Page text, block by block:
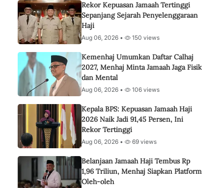
Rekor Kepuasan Jamaah Tertinggi
Sepanjang Sejarah Penyelenggaraan
Haji
Aug 06, 2026 • 150 views
Kemenhaj Umumkan Daftar Calhaj
2027, Menhaj Minta Jamaah Jaga Fisik
dan Mental
Aug 06, 2026 • 106 views
Kepala BPS: Kepuasan Jamaah Haji
2026 Naik Jadi 91,45 Persen, Ini
Rekor Tertinggi
Aug 06, 2026 • 69 views
Belanjaan Jamaah Haji Tembus Rp
1,96 Triliun, Menhaj Siapkan Platform
Oleh-oleh